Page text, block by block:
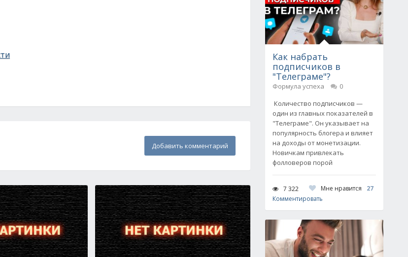
Добавить комментарий
Как набрать
подписчиков в
"Телеграме"?
Формула успеха
0
Количество подписчиков —
один из главных показателей в
"Телеграме". Он указывает на
популярность блогера и влияет
на доходы от монетизации.
Новичкам привлекать
фолловеров порой
7 322 Мне нравится
27
Комментировать